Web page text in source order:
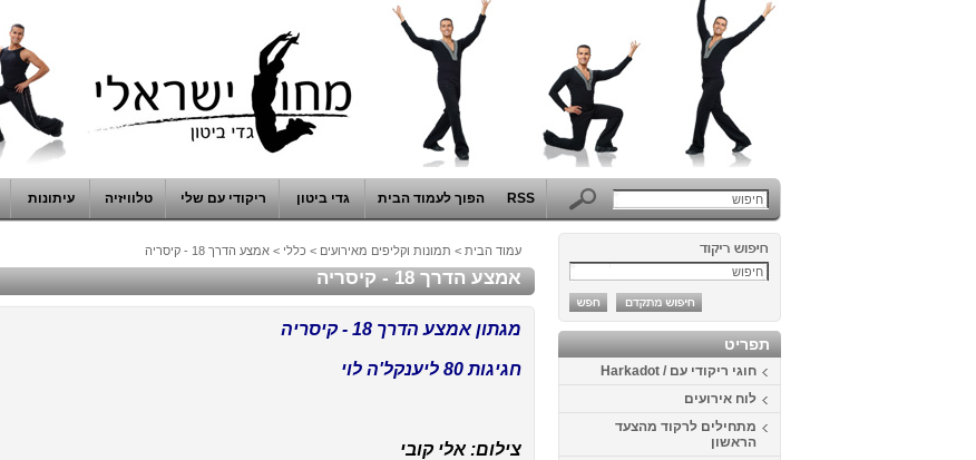
RSS הפוך לעמוד הבית גדי ביטון ריקודי עם שלי טלוויזיה עיתונות
תפריט
חוגי ריקודי עם / Harkadot
לוח אירועים
מתחילים לרקוד מהצעד
הראשון
עמוד הבית > תמונות וקליפים מאירועים > כללי > אמצע הדרך 18 - קיסריה
אמצע הדרך 18 - קיסריה
מגתון אמצע הדרך 18 - קיסריה
חגיגות 80 ליענקל'ה לוי
צילום: אלי קובי